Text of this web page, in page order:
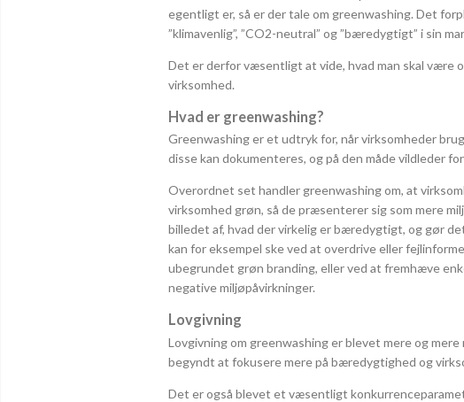
egentligt er, så er der tale om greenwashing. Det
”klimavenlig”, ”CO2-neutral” og ”bæredygtigt” i sin
Det er derfor væsentligt at vide, hvad man skal være
virksomhed.
Hvad er greenwashing?
Greenwashing er et udtryk for, når virksomheder
disse kan dokumenteres, og på den måde vildleder
Overordnet set handler greenwashing om, at
virksomhed grøn, så de præsenterer sig som mere
billedet af, hvad der virkelig er bæredygtigt, og gør
kan for eksempel ske ved at overdrive eller
ubegrundet grøn branding, eller ved at fremhæve
negative miljøpåvirkninger.
Lovgivning
Lovgivning om greenwashing er blevet mere og
begyndt at fokusere mere på bæredygtighed og
Det er også blevet et væsentligt